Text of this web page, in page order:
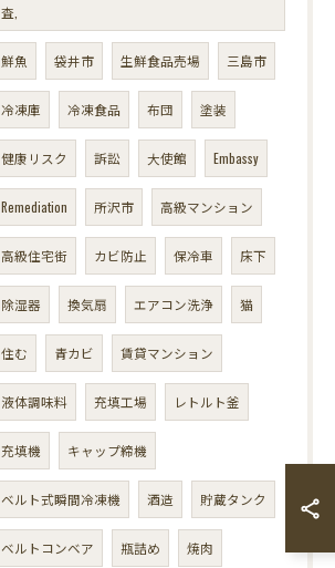
査,
鮮魚 袋井市 生鮮食品売場 三島市
冷凍庫 冷凍食品 布団 塗装
健康リスク 訴訟 大使館 Embassy
Remediation 所沢市 高級マンション
高級住宅街 カビ防止 保冷車 床下
除湿器 換気扇 エアコン洗浄 猫
住む 青カビ 賃貸マンション
液体調味料 充填工場 レトルト釜
充填機 キャップ締機
ベルト式瞬間冷凍機 酒造 貯蔵タンク
ベルトコンベア 瓶詰め 焼肉